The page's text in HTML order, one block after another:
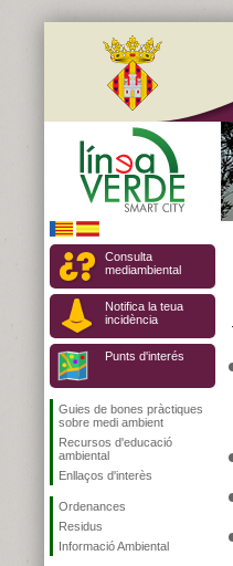
Consulta
mediambiental
Notifica la teua
incidència
Punts d'interés
Guies de bones pràctiques
sobre medi ambient
Recursos d'educació
ambiental
Enllaços d'interès
Ordenances
Residus
Informació Ambiental